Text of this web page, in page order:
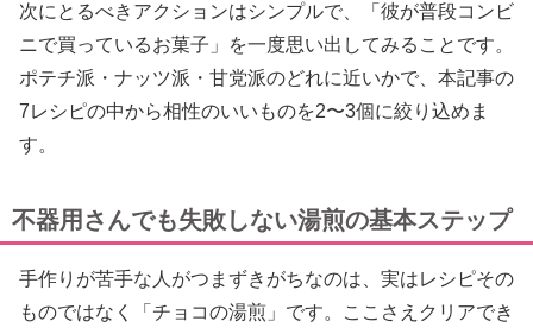
次にとるべきアクションはシンプルで、「彼が普段コンビ
ニで買っているお菓子」を一度思い出してみることです。
ポテチ派・ナッツ派・甘党派のどれに近いかで、本記事の
7レシピの中から相性のいいものを2〜3個に絞り込めま
す。
不器用さんでも失敗しない湯煎の基本ステップ
手作りが苦手な人がつまずきがちなのは、実はレシピその
ものではなく「チョコの湯煎」です。ここさえクリアでき